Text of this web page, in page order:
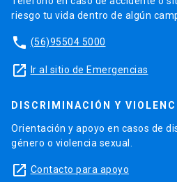
riesgo tu vida dentro de algún
phone (56)95504 5000
launch Ir al sitio de Emergencias
DISCRIMINACIÓN Y
Orientación y apoyo en casos de
género o violencia sexual.
launch Contacto para apoyo